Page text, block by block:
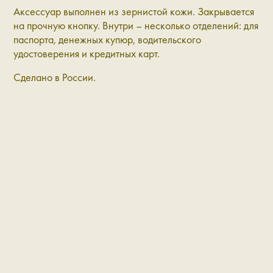
Аксессуар выполнен из зернистой кожи. Закрывается
на прочную кнопку. Внутри – несколько отделений: для
паспорта, денежных купюр, водительского
удостоверения и кредитных карт.
Сделано в России.